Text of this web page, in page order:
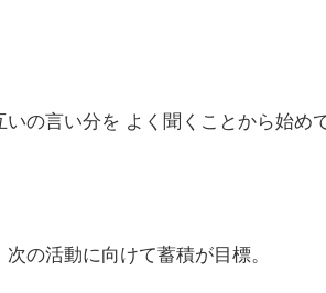
の言い分を よく聞くことから始め
の活動に向けて蓄積が目標。